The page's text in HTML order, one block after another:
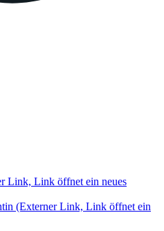
Link, Link öffnet ein neues
(Externer Link, Link öffnet ein